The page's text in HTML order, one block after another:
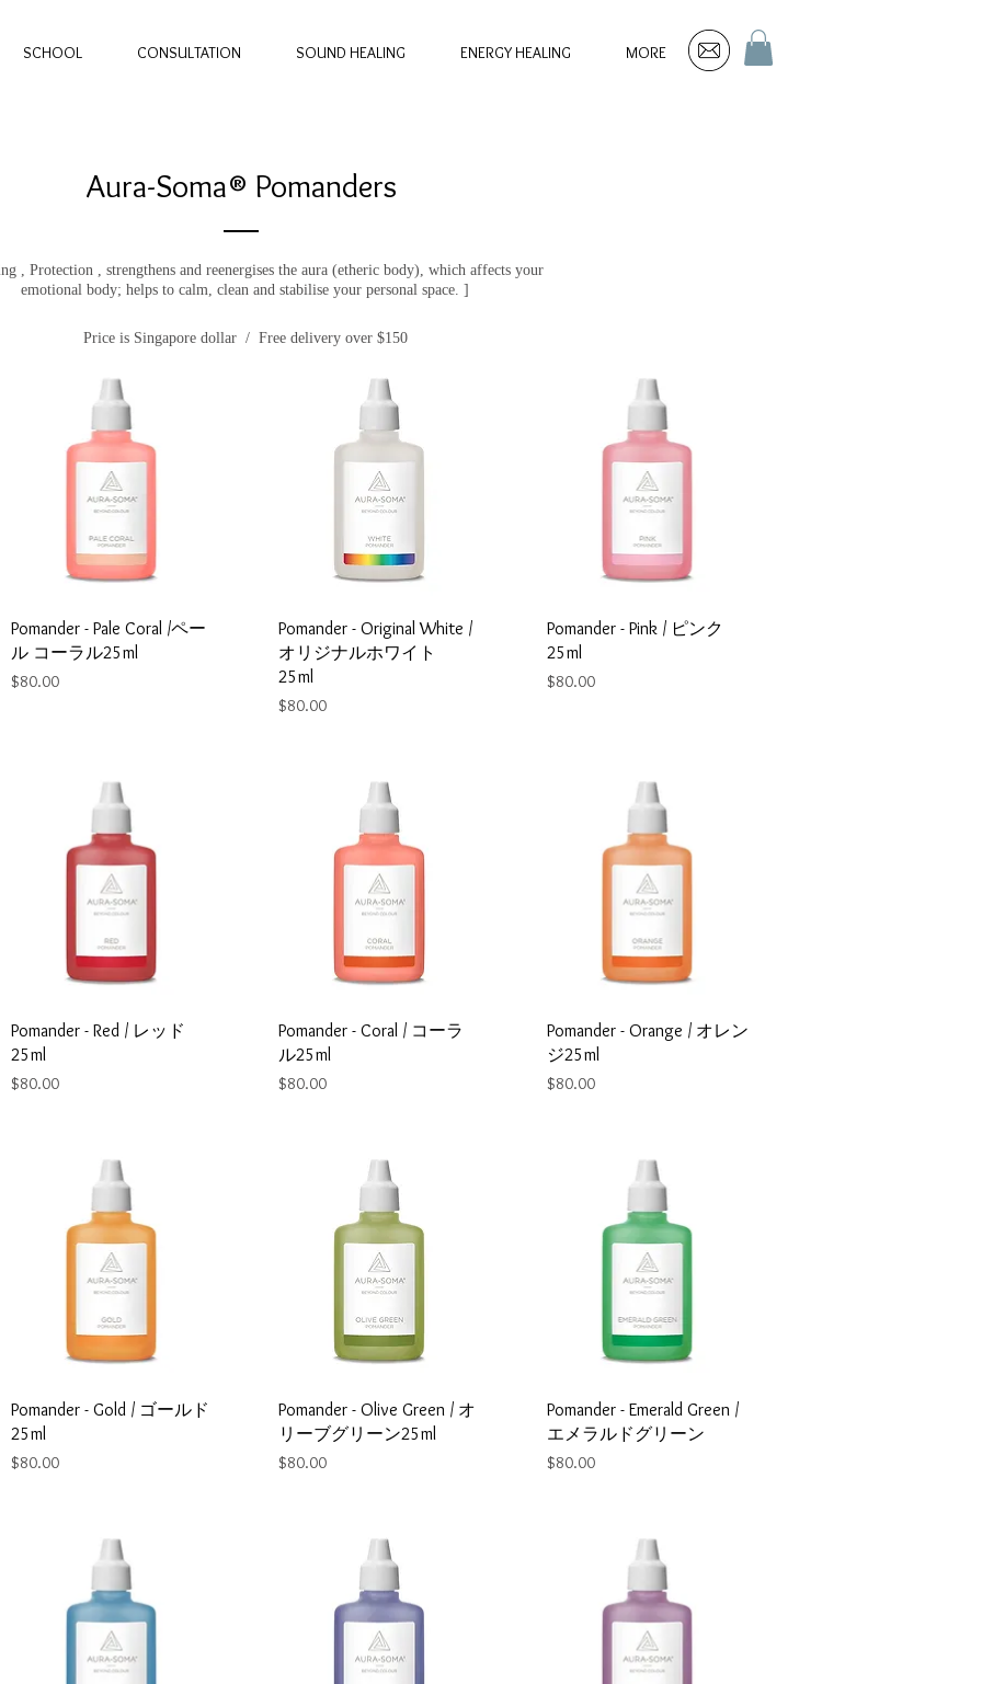
SCHOOL CONSULTATION SOUND HEALING ENERGY HEALING MORE
Aura-Soma® Pomanders
, Protection , strengthens and reenergises the aura (etheric body), which affects your
emotional body; helps to calm, clean and stabilise your personal space. ]
Price is Singapore dollar / Free delivery over $150
Pomander - Pale Coral /ペー
ル コーラル25ml
Price
$80.00
Pomander - Original White /
オリジナルホワイト
25ml
Price
$80.00
Pomander - Pink / ピンク
25ml
Price
$80.00
Pomander - Red / レッド
25ml
Price
$80.00
Pomander - Coral / コーラ
ル25ml
Price
$80.00
Pomander - Orange / オレン
ジ25ml
Price
$80.00
Pomander - Gold / ゴールド
25ml
Price
$80.00
Pomander - Olive Green / オ
リーブグリーン25ml
Price
$80.00
Pomander - Emerald Green /
エメラルドグリーン
Price
$80.00